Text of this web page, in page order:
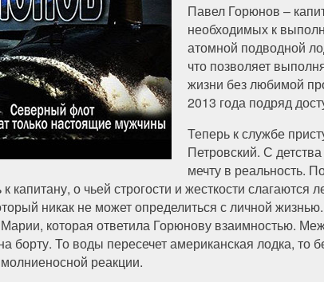
Павел Горюнов –
необходимых к
атомной подводной
что позволяет
жизни без любимой
2013 года подряд
Теперь к службе
Петровский. С
мечту в реальность.
к капитану, о чьей строгости и жесткости
никак не может определиться с личной
которая ответила Горюнову взаимностью.
борту. То воды пересечет американская лодка, то
реакции.